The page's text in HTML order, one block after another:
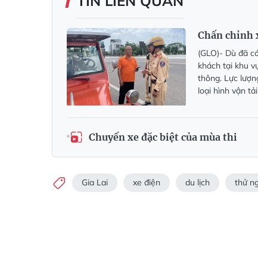
Chấn chỉnh
(GLO)- Dù đã
khách tại khu
thông. Lực
loại hình vận
Chuyến xe đặc biệt của mùa thi
Gia Lai xe điện du lịch thử